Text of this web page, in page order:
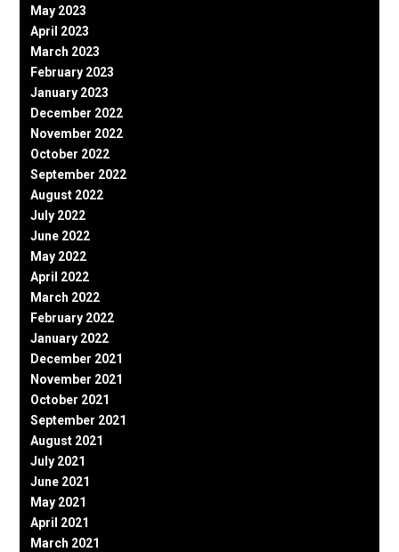
May 2023
April 2023
March 2023
February 2023
January 2023
December 2022
November 2022
October 2022
September 2022
August 2022
July 2022
June 2022
May 2022
April 2022
March 2022
February 2022
January 2022
December 2021
November 2021
October 2021
September 2021
August 2021
July 2021
June 2021
May 2021
April 2021
March 2021